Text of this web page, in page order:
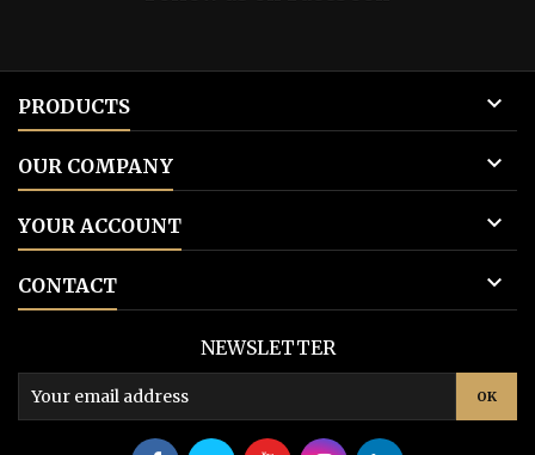
PRODUCTS 
OUR COMPANY 
YOUR ACCOUNT 
CONTACT 
NEWSLETTER